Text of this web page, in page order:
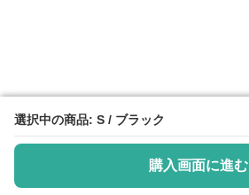
選択中の商品: S / ブラック
購入画面に進む
選択中の商品: S / ブラック
購入画面に進む